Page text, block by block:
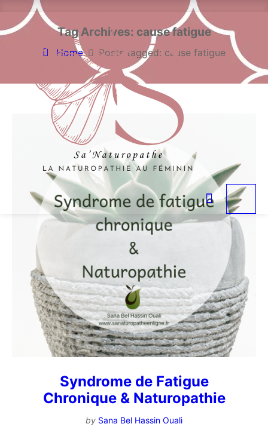
Tag Archives: cause fatigue
Home Posts tagged: cause fatigue
Syndrome de Fatigue
Chronique & Naturopathie
by Sana Bel Hassin Ouali